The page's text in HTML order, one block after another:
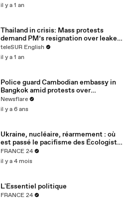
il y a 1 an
Thailand in crisis: Mass protests
demand PM’s resignation over leaked
call with Cambodian leader
teleSUR English
il y a 1 an
Police guard Cambodian embassy in
Bangkok amid protests over
'kidnapped' activist
Newsflare
il y a 6 ans
Ukraine, nucléaire, réarmement : où
est passé le pacifisme des Écologistes
?
FRANCE 24
il y a 4 mois
L'Essentiel politique
FRANCE 24